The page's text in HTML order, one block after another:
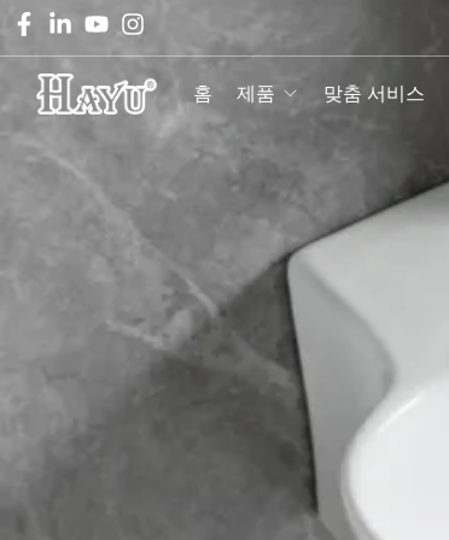
홈 제품 맞춤 서비스